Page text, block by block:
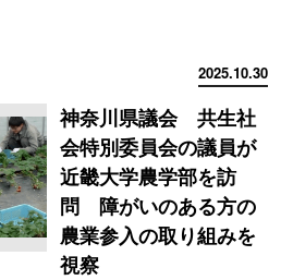
2025.10.30
神奈川県議会 共生社
会特別委員会の議員が
近畿大学農学部を訪
問 障がいのある方の
農業参入の取り組みを
視察